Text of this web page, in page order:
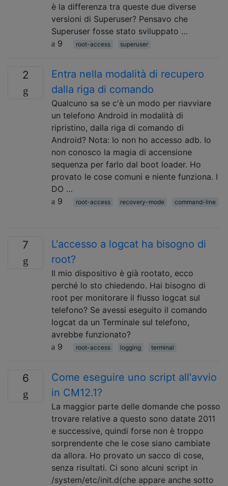
è la differenza tra queste due diverse
versioni di Superuser? Pensavo che
Superuser fosse stato sviluppato …
9
root-access superuser
2
Entra nella modalità di recupero
dalla riga di comando
Qualcuno sa se c'è un modo per riavviare
un telefono Android in modalità di
ripristino, dalla riga di comando di
Android? Nota: Io non ho accesso adb. Io
non conosco la magia di accensione
sequenza per farlo dal boot loader. Ho
provato le cose comuni e niente funziona. I
DO …
9
root-access recovery-mode command-line
7
L'accesso a logcat ha bisogno di
root?
Il mio dispositivo è già rootato, ecco
perché lo sto chiedendo. Hai bisogno di
root per monitorare il flusso logcat sul
telefono? Se avessi eseguito il comando
logcat da un Terminale sul telefono,
avrebbe funzionato?
9
root-access logging terminal
6
Come eseguire uno script all'avvio
in CM12.1?
La maggior parte delle domande che posso
trovare relative a questo sono datate 2011
e successive, quindi forse non è troppo
sorprendente che le cose siano cambiate
da allora. Ho provato un sacco di cose,
senza risultati. Ci sono alcuni script in
/system/etc/init.d(che appare anche sotto